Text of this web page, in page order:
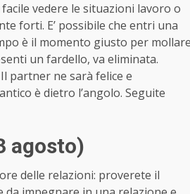
vedere le situazioni lavoro o
forti. E’ possibile che entri una
è il momento giusto per
un fardello, va eliminata.
partner ne sarà felice e
è dietro l’angolo. Seguite
agosto)
delle relazioni: proverete il